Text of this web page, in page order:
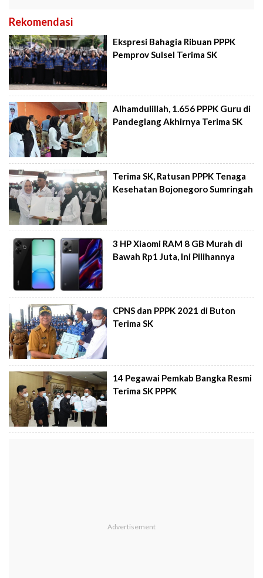
Rekomendasi
Ekspresi Bahagia Ribuan PPPK
Pemprov Sulsel Terima SK
Alhamdulillah, 1.656 PPPK Guru di
Pandeglang Akhirnya Terima SK
Terima SK, Ratusan PPPK Tenaga
Kesehatan Bojonegoro Sumringah
3 HP Xiaomi RAM 8 GB Murah di
Bawah Rp1 Juta, Ini Pilihannya
CPNS dan PPPK 2021 di Buton
Terima SK
14 Pegawai Pemkab Bangka Resmi
Terima SK PPPK